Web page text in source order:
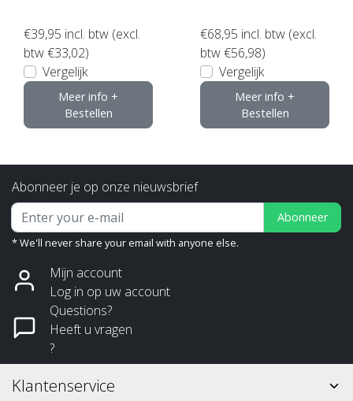
€39,95 incl. btw (excl.
btw €33,02)
Vergelijk
Meer info +
Bestellen
€68,95 incl. btw (excl.
btw €56,98)
Vergelijk
Meer info +
Bestellen
Abonneer je op onze nieuwsbrief
Abonneer
* We'll never share your email with anyone else.
Mijn account
Log in op uw account
Questions?
Heeft u vragen
?
Klantenservice